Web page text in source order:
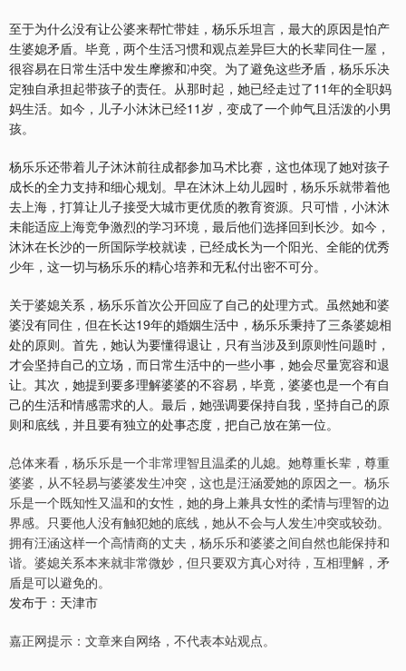
至于为什么没有让公婆来帮忙带娃，杨乐乐坦言，最大的原因是怕产
生婆媳矛盾。毕竟，两个生活习惯和观点差异巨大的长辈同住一屋，
很容易在日常生活中发生摩擦和冲突。为了避免这些矛盾，杨乐乐决
定独自承担起带孩子的责任。从那时起，她已经走过了11年的全职妈
妈生活。如今，儿子小沐沐已经11岁，变成了一个帅气且活泼的小男
孩。
杨乐乐还带着儿子沐沐前往成都参加马术比赛，这也体现了她对孩子
成长的全力支持和细心规划。早在沐沐上幼儿园时，杨乐乐就带着他
去上海，打算让儿子接受大城市更优质的教育资源。只可惜，小沐沐
未能适应上海竞争激烈的学习环境，最后他们选择回到长沙。如今，
沐沐在长沙的一所国际学校就读，已经成长为一个阳光、全能的优秀
少年，这一切与杨乐乐的精心培养和无私付出密不可分。
关于婆媳关系，杨乐乐首次公开回应了自己的处理方式。虽然她和婆
婆没有同住，但在长达19年的婚姻生活中，杨乐乐秉持了三条婆媳相
处的原则。首先，她认为要懂得退让，只有当涉及到原则性问题时，
才会坚持自己的立场，而日常生活中的一些小事，她会尽量宽容和退
让。其次，她提到要多理解婆婆的不容易，毕竟，婆婆也是一个有自
己的生活和情感需求的人。最后，她强调要保持自我，坚持自己的原
则和底线，并且要有独立的处事态度，把自己放在第一位。
总体来看，杨乐乐是一个非常理智且温柔的儿媳。她尊重长辈，尊重
婆婆，从不轻易与婆婆发生冲突，这也是汪涵爱她的原因之一。杨乐
乐是一个既知性又温和的女性，她的身上兼具女性的柔情与理智的边
界感。只要他人没有触犯她的底线，她从不会与人发生冲突或较劲。
拥有汪涵这样一个高情商的丈夫，杨乐乐和婆婆之间自然也能保持和
谐。婆媳关系本来就非常微妙，但只要双方真心对待，互相理解，矛
盾是可以避免的。
发布于：天津市
嘉正网提示：文章来自网络，不代表本站观点。